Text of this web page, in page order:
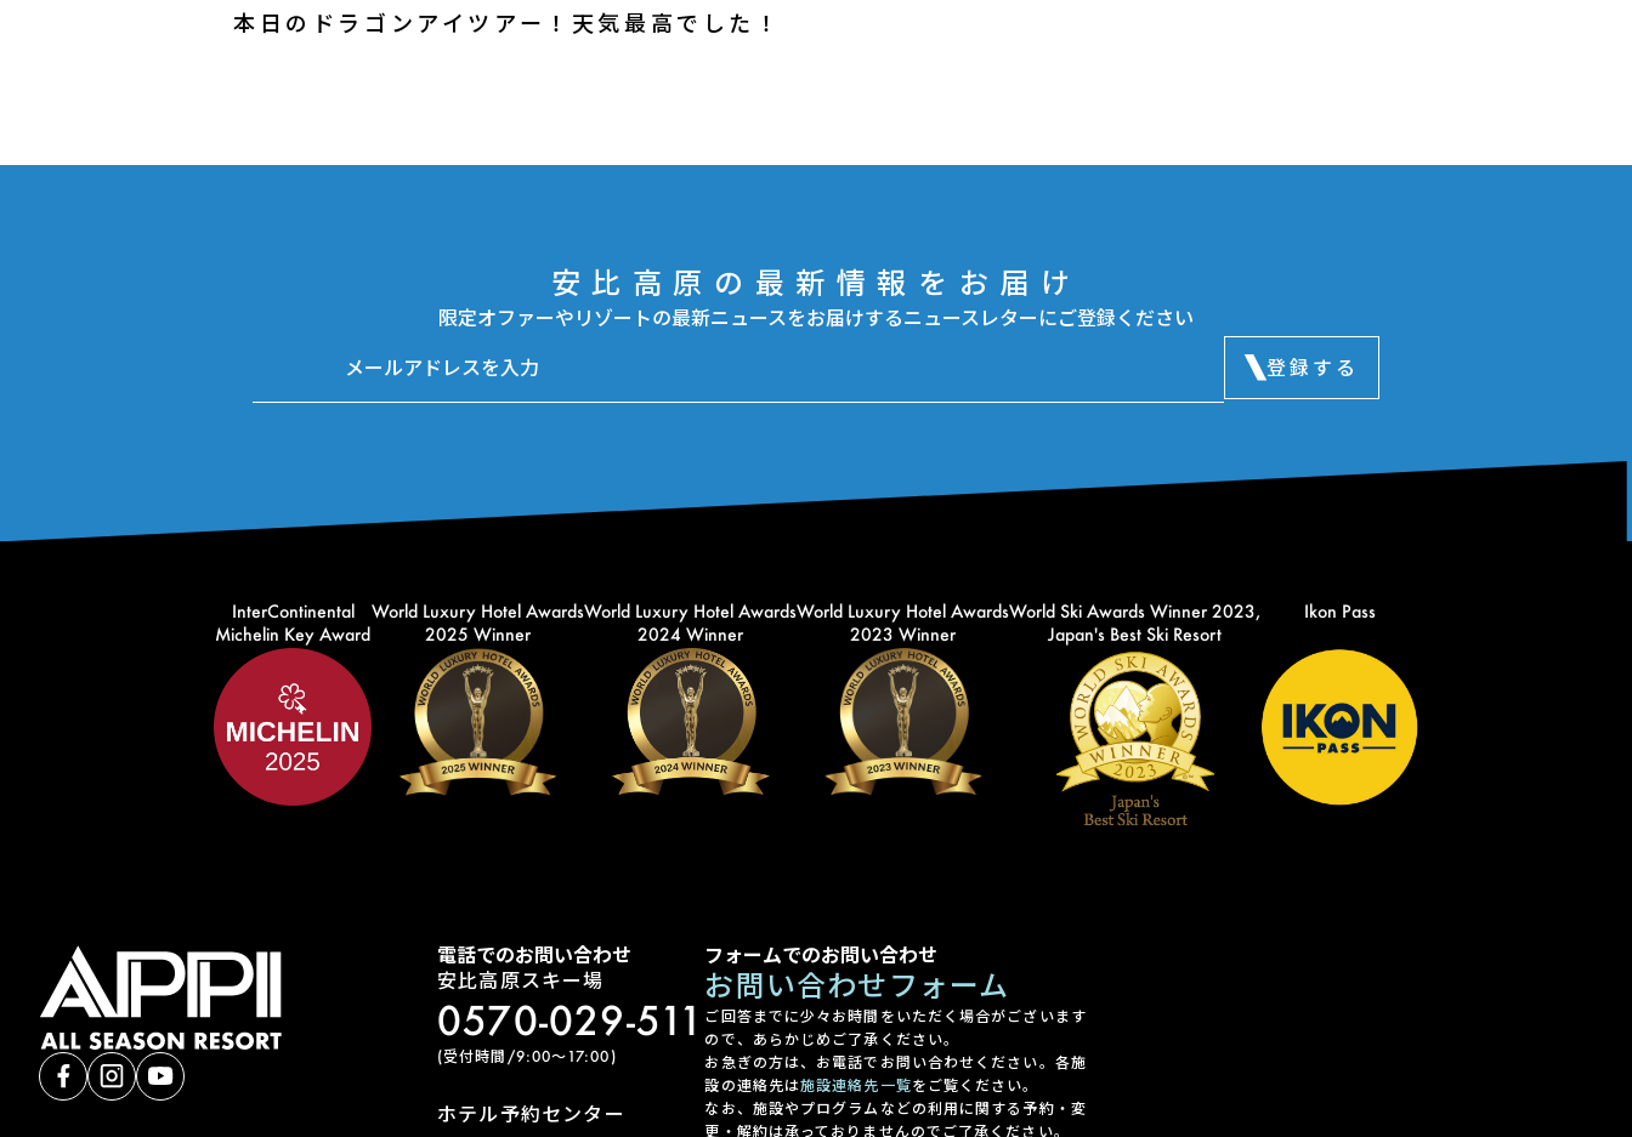
本日のドラゴンアイツアー！天気最高でした！
安比高原の最新情報をお届け
限定オファーやリゾートの最新ニュースをお届けするニュースレターにご登録ください
登録する
InterContinental
Michelin Key Award
World Luxury Hotel Awards
2025 Winner
World Luxury Hotel Awards
2024 Winner
World Luxury Hotel Awards
2023 Winner
World Ski Awards Winner 2023,
Japan's Best Ski Resort
Ikon Pass
電話でのお問い合わせ
安比高原スキー場
0570-029-511
(受付時間/9:00〜17:00)
ホテル予約センター
フォームでのお問い合わせ
お問い合わせフォーム
ご回答までに少々お時間をいただく場合がございます
ので、あらかじめご了承ください。
お急ぎの方は、お電話でお問い合わせください。各施
設の連絡先は施設連絡先一覧をご覧ください。
なお、施設やプログラムなどの利用に関する予約・変
更・解約は承っておりませんのでご了承ください。